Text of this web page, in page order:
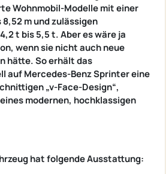
Wohnmobil-Modelle mit einer
8,52 m und zulässigen
t bis 5,5 t. Aber es wäre ja
wenn sie nicht auch neue
hätte. So erhält das
auf Mercedes-Benz Sprinter eine
„v-Face-Design“,
modernen, hochklassigen
hat folgende Ausstattung: